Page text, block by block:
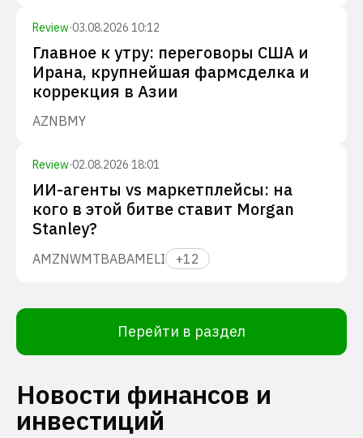
Review·03.08.2026 10:12
Главное к утру: переговоры США и
Ирана, крупнейшая фармсделка и
коррекция в Азии
AZNBMY
Review·02.08.2026 18:01
ИИ-агенты vs маркетплейсы: на
кого в этой битве ставит Morgan
Stanley?
AMZNWMTBABAMELI +12
Перейти в раздел
Новости финансов и
инвестиций